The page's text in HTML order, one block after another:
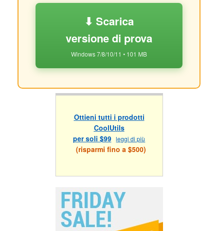
⬇ Scarica
versione di prova
Windows 7/8/10/11 • 101 MB
Ottieni tutti i prodotti
CoolUtils
per soli $99 leggi di più
(risparmi fino a $500)